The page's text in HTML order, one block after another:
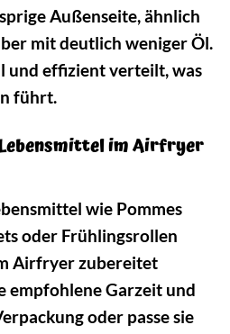
Außenseite, ähnlich
mit deutlich weniger Öl.
und effizient verteilt, was
führt.
im Airfryer
wie Pommes
oder Frühlingsrollen
Airfryer zubereitet
empfohlene Garzeit und
oder passe sie